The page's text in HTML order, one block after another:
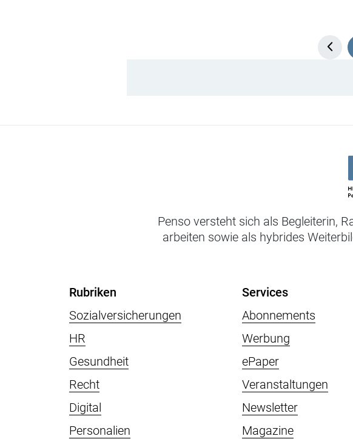
Penso versteht sich als Begleiterin,
arbeiten sowie als hybrides
Rubriken
Sozialversicherungen
HR
Gesundheit
Recht
Digital
Personalien
Services
Abonnements
Werbung
ePaper
Veranstaltungen
Newsletter
Magazine